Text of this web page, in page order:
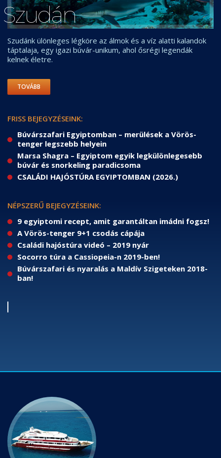
Szudán
Szudánk ülönleges légköre az álmok és a víz alatti kalandok
táptalaja, egy igazi búvár-unikum, ahol ősrégi legendák
kelnek életre.
TOVÁBB
FRISS BEJEGYZÉSEINK:
Búvárszafari Egyiptomban – merülések a Vörös-
tenger legszebb helyein
Marsa Shagra – Egyiptom egyik legkülönlegesebb
búvár és snorkeling paradicsoma
CSALÁDI HAJÓSTÚRA EGYIPTOMBAN (2026.)
NÉPSZERŰ BEJEGYZÉSEINK:
9 egyiptomi recept, amit garantáltan imádni fogsz!
A Vörös-tenger 9+1 csodás cápája
Családi hajóstúra videó – 2019 nyár
Socorro túra a Cassiopeia-n 2019-ben!
Búvárszafari és nyaralás a Maldív Szigeteken 2018-
ban!